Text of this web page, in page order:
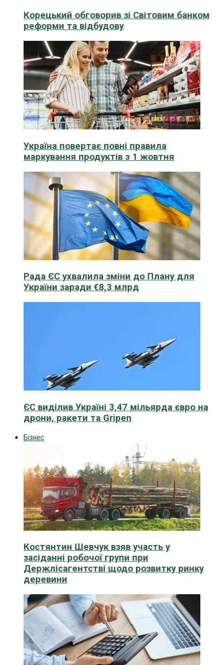
Корецький обговорив зі Світовим банком
реформи та відбудову
Україна повертає повні правила
маркування продуктів з 1 жовтня
Рада ЄС ухвалила зміни до Плану для
України заради €8,3 млрд
ЄС виділив Україні 3,47 мільярда євро на
дрони, ракети та Gripen
Бізнес
Костянтин Шевчук взяв участь у
засіданні робочої групи при
Держлісагентстві щодо розвитку ринку
деревини